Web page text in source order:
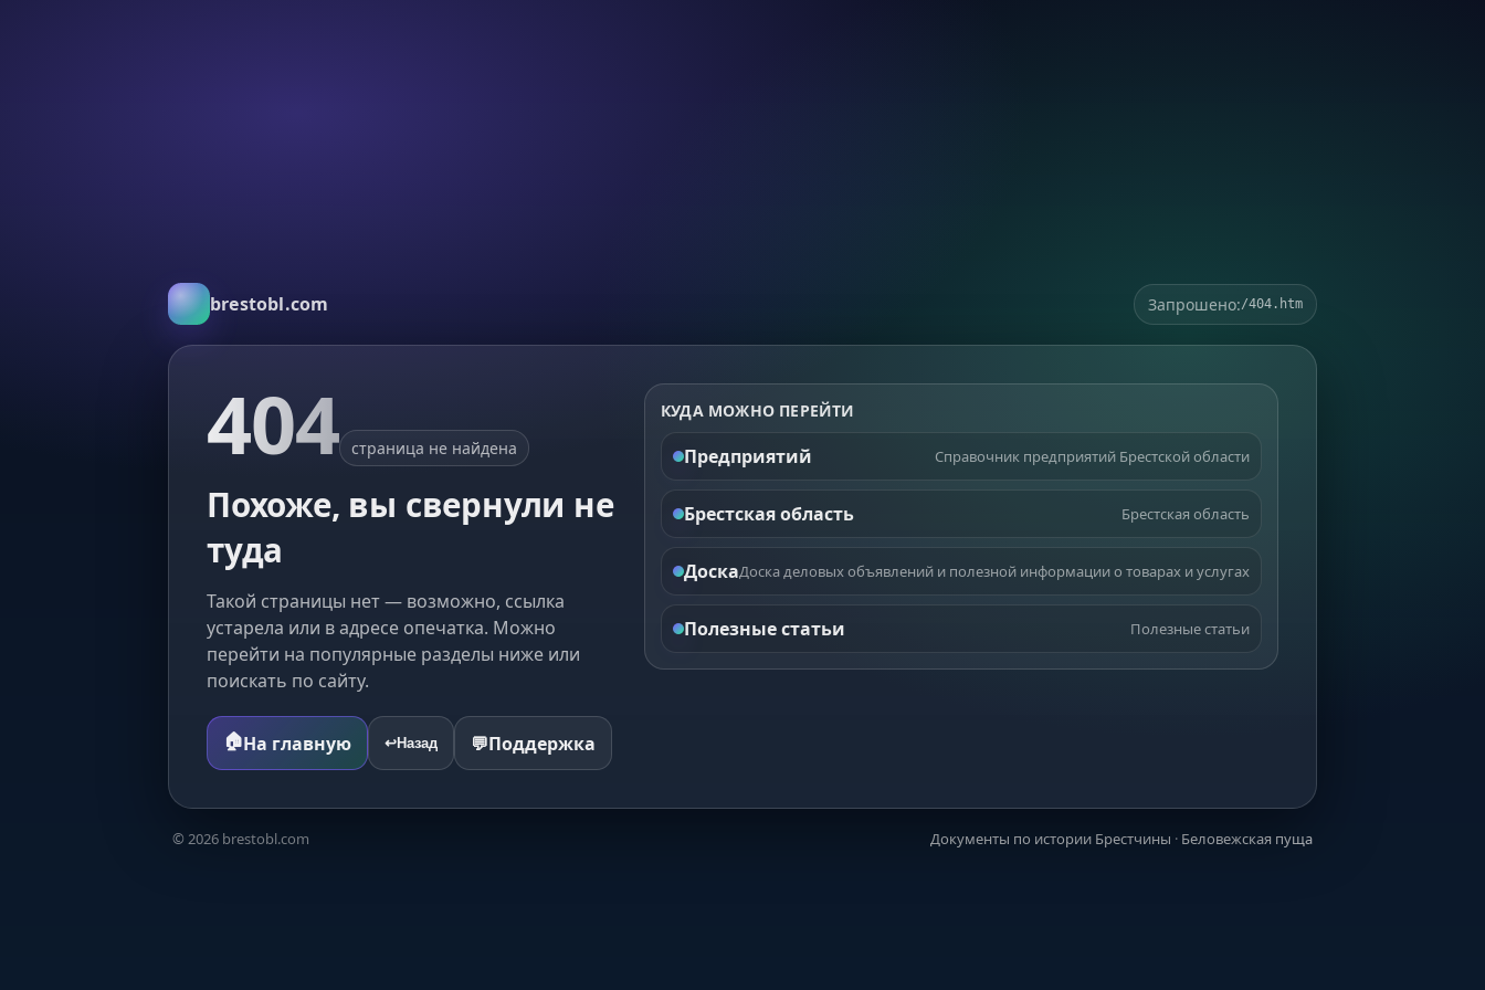
brestobl.com Запрошено:/404.htm
404 страница не найдена
Похоже, вы свернули не
туда
Такой страницы нет — возможно, ссылка
устарела или в адресе опечатка. Можно
перейти на популярные разделы ниже или
поискать по сайту.
🏠На главную ↩️Назад 💬Поддержка
КУДА МОЖНО ПЕРЕЙТИ
Предприятий Справочник предприятий Брестской области
Брестская область Брестская область
ДоскаДоска деловых объявлений и полезной информации о товарах и услугах
Полезные статьи Полезные статьи
© 2026 brestobl.com Документы по истории Брестчины · Беловежская пуща